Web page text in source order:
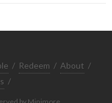
/ Redeem / About /
/